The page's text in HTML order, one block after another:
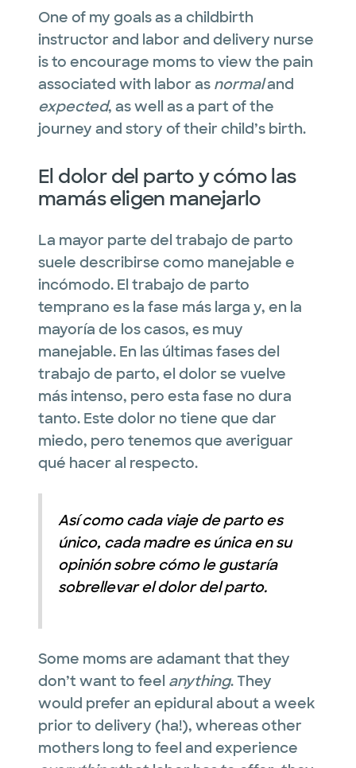
One of my goals as a childbirth
instructor and labor and delivery nurse
is to encourage moms to view the pain
associated with labor as normaland
expected, as well as a part of the
journey and story of their child’s birth.
El dolor del parto y cómo las
mamás eligen manejarlo
La mayor parte del trabajo de parto
suele describirse como manejable e
incómodo. El trabajo de parto
temprano es la fase más larga y, en la
mayoría de los casos, es muy
manejable. En las últimas fases del
trabajo de parto, el dolor se vuelve
más intenso, pero esta fase no dura
tanto. Este dolor no tiene que dar
miedo, pero tenemos que averiguar
qué hacer al respecto.
Así como cada viaje de parto es
único, cada madre es única en su
opinión sobre cómo le gustaría
sobrellevar el dolor del parto.
Some moms are adamant that they
don’t want to feel anything. They
would prefer an epidural about a week
prior to delivery (ha!), whereas other
mothers long to feel and experience